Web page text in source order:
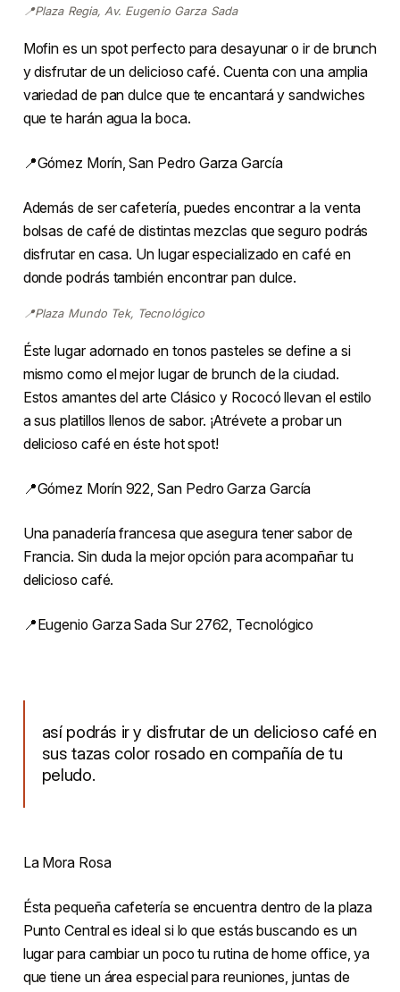
📍Plaza Regia, Av. Eugenio Garza Sada
Mofin es un spot perfecto para desayunar o ir de brunch
y disfrutar de un delicioso café. Cuenta con una amplia
variedad de pan dulce que te encantará y sandwiches
que te harán agua la boca.
📍Gómez Morín, San Pedro Garza García
Además de ser cafetería, puedes encontrar a la venta
bolsas de café de distintas mezclas que seguro podrás
disfrutar en casa. Un lugar especializado en café en
donde podrás también encontrar pan dulce.
📍Plaza Mundo Tek, Tecnológico
Éste lugar adornado en tonos pasteles se define a si
mismo como el mejor lugar de brunch de la ciudad.
Estos amantes del arte Clásico y Rococó llevan el estilo
a sus platillos llenos de sabor. ¡Atrévete a probar un
delicioso café en éste hot spot!
📍Gómez Morín 922, San Pedro Garza García
Una panadería francesa que asegura tener sabor de
Francia. Sin duda la mejor opción para acompañar tu
delicioso café.
📍Eugenio Garza Sada Sur 2762, Tecnológico
así podrás ir y disfrutar de un delicioso café en
sus tazas color rosado en compañía de tu
peludo.
La Mora Rosa
Ésta pequeña cafetería se encuentra dentro de la plaza
Punto Central es ideal si lo que estás buscando es un
lugar para cambiar un poco tu rutina de home office, ya
que tiene un área especial para reuniones, juntas de